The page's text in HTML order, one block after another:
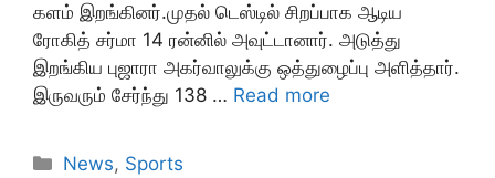
களம் இறங்கினர்.முதல் டெஸ்டில் சிறப்பாக ஆடிய
ரோகித் சர்மா 14 ரன்னில் அவுட்டானார். அடுத்து
இறங்கிய புஜாரா அகர்வாலுக்கு ஒத்துழைப்பு அளித்தார்.
இருவரும் சேர்ந்து 138 … Read more
Categories
News, Sports